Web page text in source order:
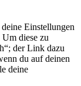
Einstellungen
diese zu
der Link dazu
du auf deinen
deine